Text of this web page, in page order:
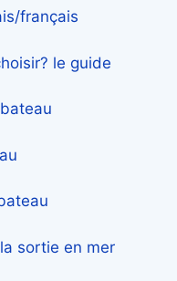
français
le guide
sortie en mer